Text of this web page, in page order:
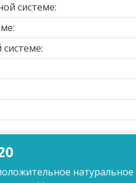
системе: